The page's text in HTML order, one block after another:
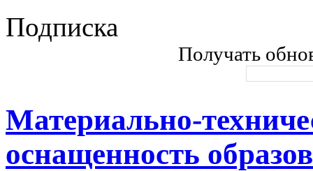
Подписка
Получать
Материально-
оснащенность